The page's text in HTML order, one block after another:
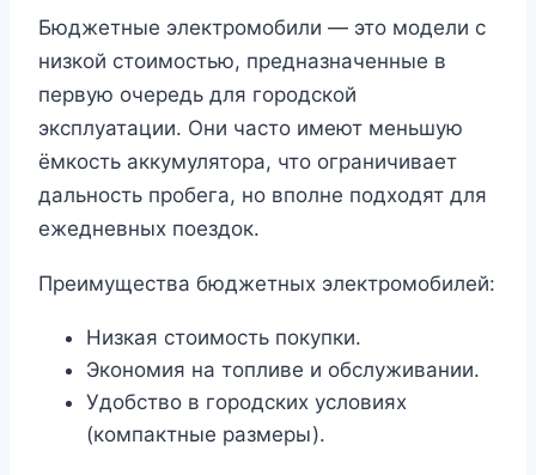
Бюджетные электромобили — это модели с
низкой стоимостью, предназначенные в
первую очередь для городской
эксплуатации. Они часто имеют меньшую
ёмкость аккумулятора, что ограничивает
дальность пробега, но вполне подходят для
ежедневных поездок.
Преимущества бюджетных электромобилей:
Низкая стоимость покупки.
Экономия на топливе и обслуживании.
Удобство в городских условиях
(компактные размеры).